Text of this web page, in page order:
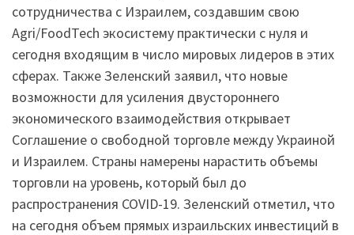
сотрудничества с Израилем, создавшим свою
Agri/FoodTech экосистему практически с нуля и
сегодня входящим в число мировых лидеров в этих
сферах. Также Зеленский заявил, что новые
возможности для усиления двустороннего
экономического взаимодействия открывает
Соглашение о свободной торговле между Украиной
и Израилем. Страны намерены нарастить объемы
торговли на уровень, который был до
распространения COVID-19. Зеленский отметил, что
на сегодня объем прямых израильских инвестиций в